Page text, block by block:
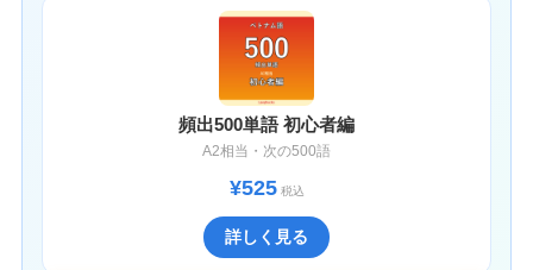
頻出500単語 初心者編
A2相当・次の500語
¥525税込
詳しく見る